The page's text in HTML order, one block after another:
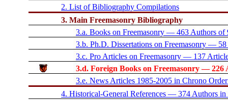
2. List of Bibliography Compilations
3. Main Freemasonry Bibliography
3.a. Books on Freemasonry — 463 Authors of
3.b. Ph.D. Dissertations on Freemasonry —
3.c. Pro Articles on Freemasonry — 137
3.d. Foreign Books on Freemasonry — 226
3.e. News Articles 1985-2005 in Chrono
4. Historical-General References — 374 Authors